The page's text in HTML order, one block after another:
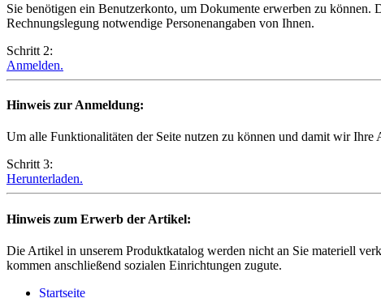
Sie benötigen ein Benutzerkonto, um Dokumente erwerben zu
Rechnungslegung notwendige Personenangaben von Ihnen.
Schritt 2:
Anmelden.
Hinweis zur Anmeldung:
Um alle Funktionalitäten der Seite nutzen zu können und damit wir
Schritt 3:
Herunterladen.
Hinweis zum Erwerb der Artikel:
Die Artikel in unserem Produktkatalog werden nicht an Sie materiell
kommen anschließend sozialen Einrichtungen zugute.
Startseite